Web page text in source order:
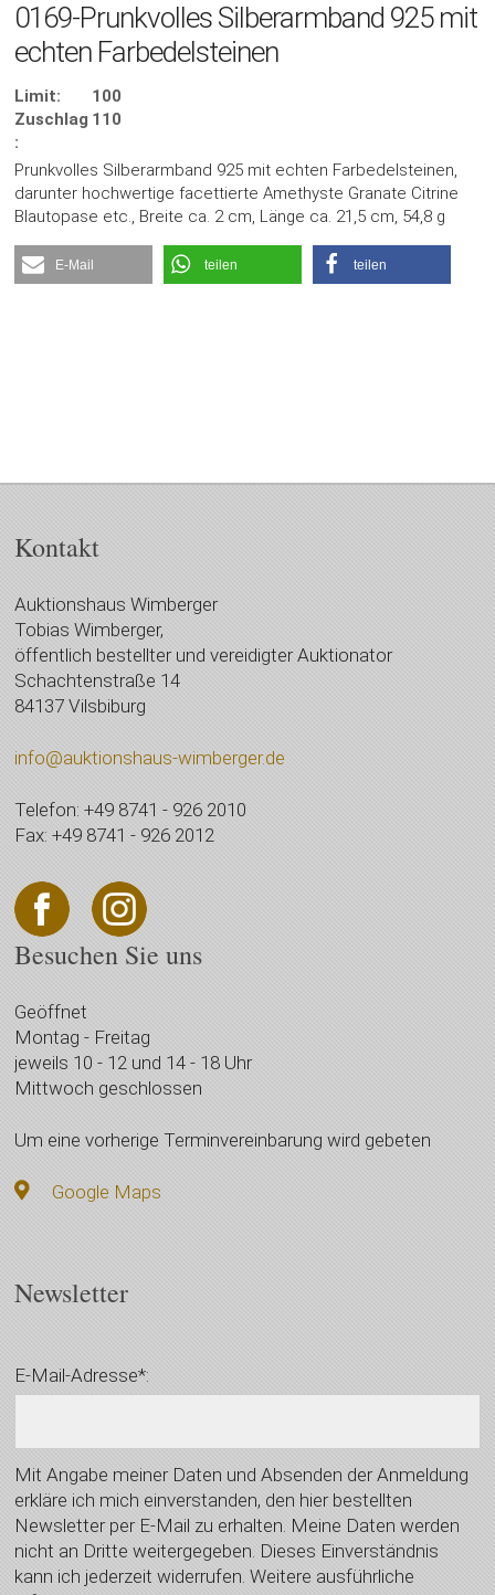
0169-Prunkvolles Silberarmband 925 mit
echten Farbedelsteinen
Limit:
100
Zuschlag
:
110
Prunkvolles Silberarmband 925 mit echten Farbedelsteinen,
darunter hochwertige facettierte Amethyste Granate Citrine
Blautopase etc., Breite ca. 2 cm, Länge ca. 21,5 cm, 54,8 g
E-Mail teilen teilen
Kontakt
Auktionshaus Wimberger
Tobias Wimberger,
öffentlich bestellter und vereidigter Auktionator
Schachtenstraße 14
84137 Vilsbiburg
info@auktionshaus-wimberger.de
Telefon: +49 8741 - 926 2010
Fax: +49 8741 - 926 2012
Besuchen Sie uns
Geöffnet
Montag - Freitag
jeweils 10 - 12 und 14 - 18 Uhr
Mittwoch geschlossen
Um eine vorherige Terminvereinbarung wird gebeten
Google Maps
Newsletter
E-Mail-Adresse*:
Mit Angabe meiner Daten und Absenden der Anmeldung
erkläre ich mich einverstanden, den hier bestellten
Newsletter per E-Mail zu erhalten. Meine Daten werden
nicht an Dritte weitergegeben. Dieses Einverständnis
kann ich jederzeit widerrufen. Weitere ausführliche